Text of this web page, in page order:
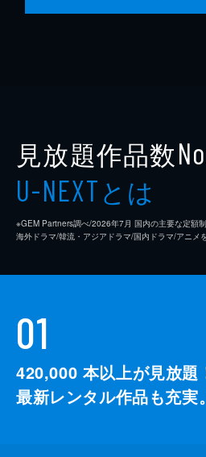
見放題作品数
U-NEXTとは
※GEM Partners調べ/2026年7⽉ 国内の主要な定額
海外ドラマ/韓流・アジアドラマ/国内ドラマ/アニメ
01
420,000 本以上が見放題
最新レンタル作品も充実。